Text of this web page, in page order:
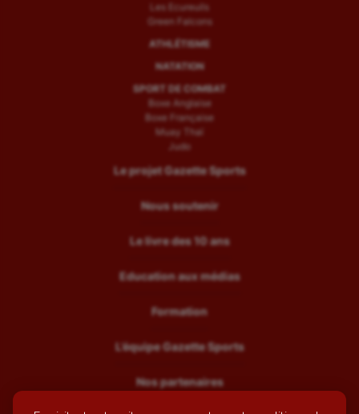
Les Ecureuils
Green Falcons
ATHLÉTISME
NATATION
SPORT DE COMBAT
Boxe Anglaise
Boxe Française
Muay Thaï
Judo
Le projet Gazette Sports
Nous soutenir
Le livre des 10 ans
Education aux médias
Formation
L’équipe Gazette Sports
Nos partenaires